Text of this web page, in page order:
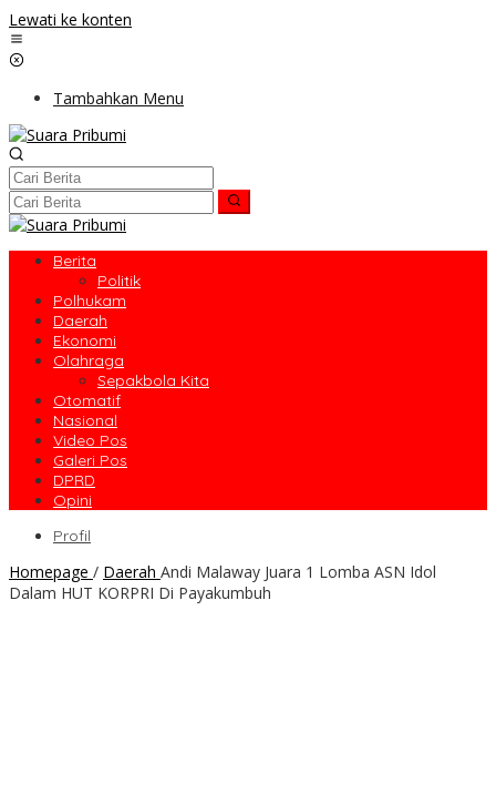
Lewati ke konten
Tambahkan Menu
Berita
Politik
Polhukam
Daerah
Ekonomi
Olahraga
Sepakbola Kita
Otomatif
Nasional
Video Pos
Galeri Pos
DPRD
Opini
Profil
Homepage / Daerah Andi Malaway Juara 1 Lomba ASN Idol
Dalam HUT KORPRI Di Payakumbuh